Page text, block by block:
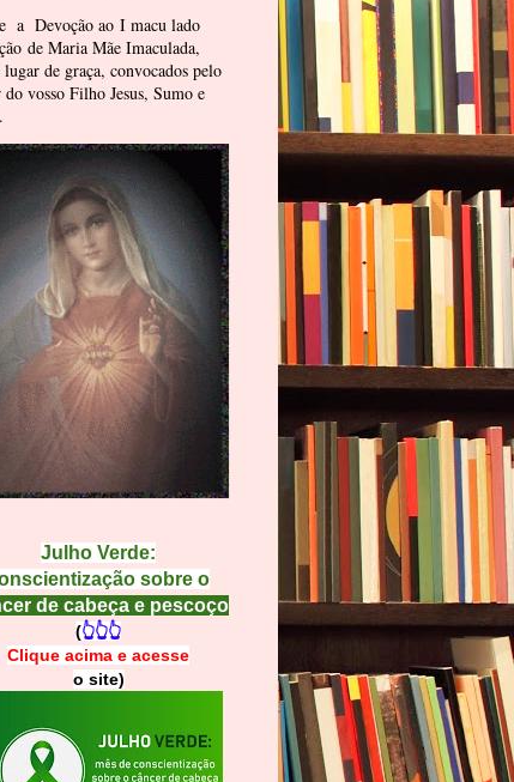
a Devoção ao I macu lado
de Maria Mãe Imaculada,
lugar de graça, convocados pelo
do vosso Filho Jesus, Sumo e
Julho Verde:
sobre o
de cabeça e pescoço
(👆👆👆
Clique acima e acesse
o site)